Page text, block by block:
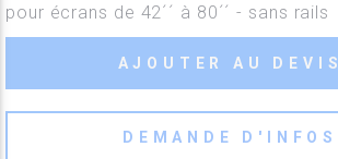
pour écrans de 42´´ à 80´´ - sans rails
AJOUTER AU DEVIS
DEMANDE D'INFOS